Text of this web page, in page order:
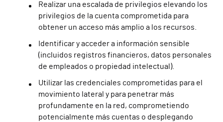
Realizar una escalada de privilegios elevando los
privilegios de la cuenta comprometida para
obtener un acceso más amplio a los recursos.
Identificar y acceder a información sensible
(incluidos registros financieros, datos personales
de empleados o propiedad intelectual).
Utilizar las credenciales comprometidas para el
movimiento lateral y para penetrar más
profundamente en la red, comprometiendo
potencialmente más cuentas o desplegando